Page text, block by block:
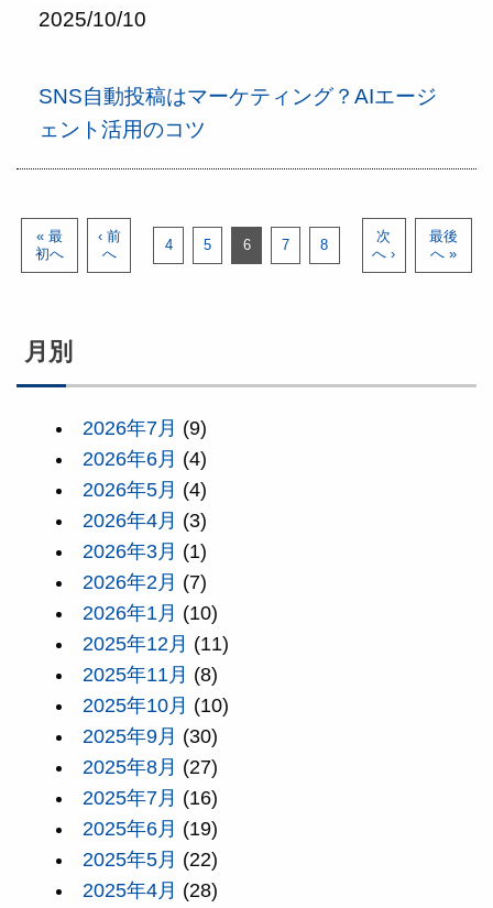
2025/10/10
SNS自動投稿はマーケティング？AIエージ
ェント活用のコツ
« 最
初へ
‹ 前
へ
4 5 6 7 8
次
へ ›
最後
へ »
月別
2026年7月 (9)
2026年6月 (4)
2026年5月 (4)
2026年4月 (3)
2026年3月 (1)
2026年2月 (7)
2026年1月 (10)
2025年12月 (11)
2025年11月 (8)
2025年10月 (10)
2025年9月 (30)
2025年8月 (27)
2025年7月 (16)
2025年6月 (19)
2025年5月 (22)
2025年4月 (28)